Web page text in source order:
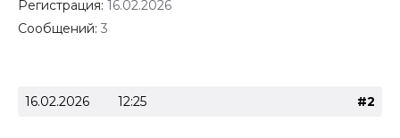
Регистрация: 16.02.2026
Сообщений: 3
16.02.2026 12:25 #2